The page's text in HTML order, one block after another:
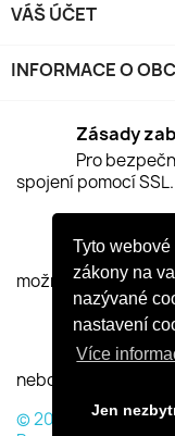
Tyto
zákony na
nazývané
nastavení
Více
Jen
VÁŠ ÚČET
INFORMACE O
Zásady
Pro
spojení pomocí SSL.
Zásady
Vaši
možné době,
Zásady
Na
nebo nám je vrátíte
© 2026 - Software